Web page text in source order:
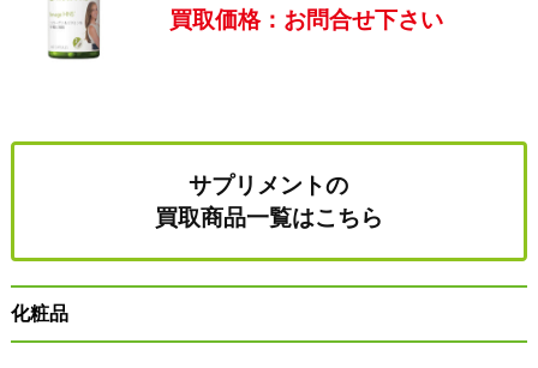
買取価格：お問合せ下さい
サプリメントの
買取商品一覧はこちら
化粧品